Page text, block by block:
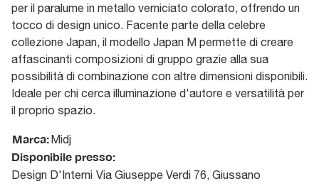
per il paralume in metallo verniciato colorato, offrendo un
tocco di design unico. Facente parte della celebre
collezione Japan, il modello Japan M permette di creare
affascinanti composizioni di gruppo grazie alla sua
possibilità di combinazione con altre dimensioni disponibili.
Ideale per chi cerca illuminazione d'autore e versatilità per
il proprio spazio.
Marca:Midj
Disponibile presso:
Design D'Interni Via Giuseppe Verdi 76, Giussano